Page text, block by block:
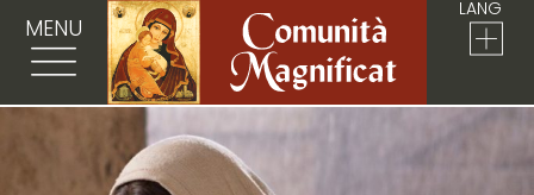
MENU
LANG